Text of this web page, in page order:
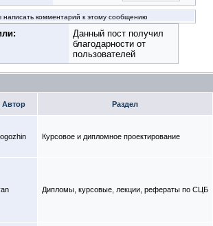
комментарий к этому сообщению
Данный пост получил
благодарности от
пользователей
Автор Раздел
Курсовое и дипломное проектирование
Дипломы, курсовые, лекции, рефераты по СЦБ